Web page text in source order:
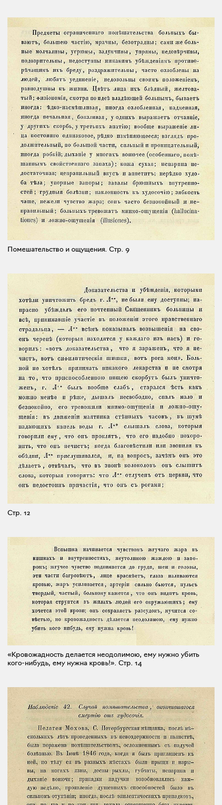
Помешательство и ощущения. Стр. 9
Стр. 12
«Кровожадность делается неодолимою, ему нужно убить
кого-нибудь, ему нужна кровь!». Стр. 14